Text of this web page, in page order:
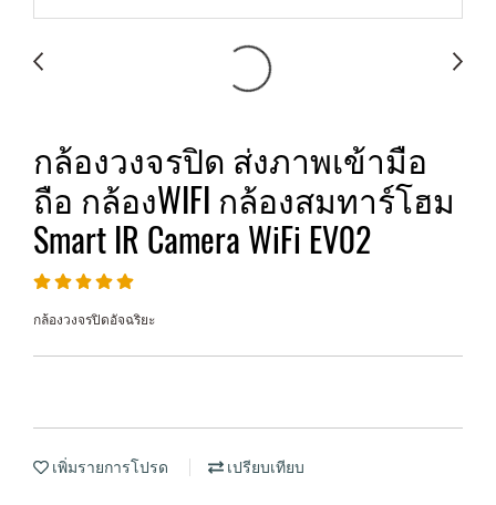
กล้องวงจรปิด ส่งภาพเข้ามือ
ถือ กล้องWIFI กล้องสมทาร์โฮม
Smart IR Camera WiFi EV02
กล้องวงจรปิดอัจฉริยะ
เพิ่มรายการโปรด เปรียบเทียบ